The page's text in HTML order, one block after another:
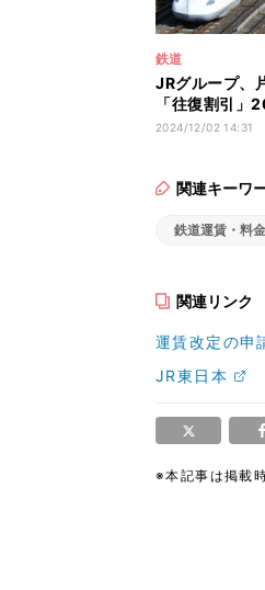
鉄道
JRグループ、
「往復割引」
終了へ
2024/12/02 14:31
関連キーワ
鉄道運賃・料金
関連リンク
運賃改定の申
JR東日本
※本記事は掲載